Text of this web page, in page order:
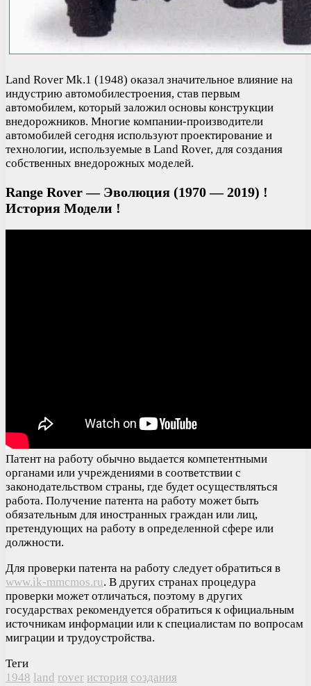
Land Rover Mk.1 (1948) оказал значительное влияние на
индустрию автомобилестроения, став первым
автомобилем, который заложил основы конструкции
внедорожников. Многие компании-производители
автомобилей сегодня используют проектирование и
технологии, используемые в Land Rover, для создания
собственных внедорожных моделей.
Range Rover — Эволюция (1970 — 2019) !
История Модели !
Патент на работу обычно выдается компетентными
органами или учреждениями в соответствии с
законодательством страны, где будет осуществляться
работа. Получение патента на работу может быть
обязательным для иностранных граждан или лиц,
претендующих на работу в определенной сфере или
должности.
Для проверки патента на работу следует обратиться в
www.ik-mmcmos.ru. В других странах процедура
проверки может отличаться, поэтому в других
государствах рекомендуется обратиться к официальным
источникам информации или к специалистам по вопросам
миграции и трудоустройства.
Теги
1948 land rover история создания